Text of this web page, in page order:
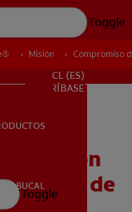
Toggle
SALUD BUCAL
PROFESIONALES
CL (ES)
SUSCRÍBASE
BUCAL
Toggle
Misión Compromiso
Misión Compromiso
con
Salón de